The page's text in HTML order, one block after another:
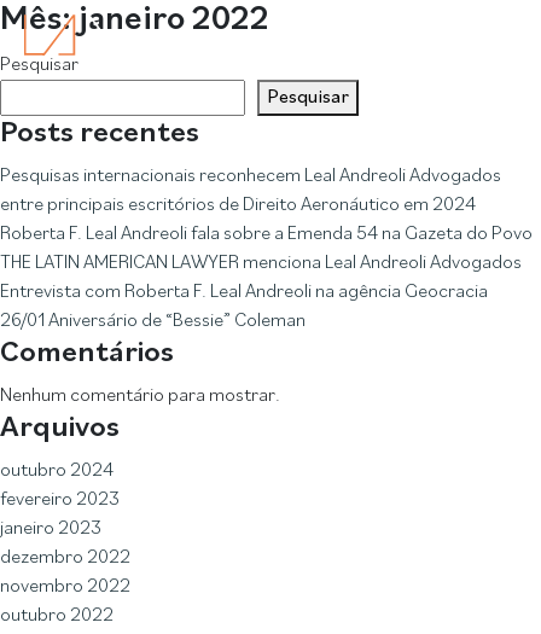
Mês:janeiro 2022
Pesquisar
Pesquisar
Posts recentes
Pesquisas internacionais reconhecem Leal Andreoli Advogados
entre principais escritórios de Direito Aeronáutico em 2024
Roberta F. Leal Andreoli fala sobre a Emenda 54 na Gazeta do Povo
THE LATIN AMERICAN LAWYER menciona Leal Andreoli Advogados
Entrevista com Roberta F. Leal Andreoli na agência Geocracia
26/01 Aniversário de “Bessie” Coleman
Comentários
Nenhum comentário para mostrar.
Arquivos
outubro 2024
fevereiro 2023
janeiro 2023
dezembro 2022
novembro 2022
outubro 2022